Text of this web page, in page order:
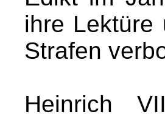
ihre Lektüre
Strafen
Heinrich